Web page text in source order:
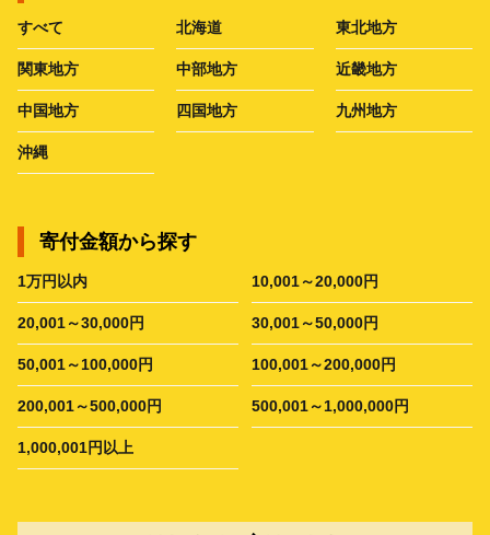
すべて 北海道 東北地方
関東地方 中部地方 近畿地方
中国地方 四国地方 九州地方
沖縄
寄付金額から探す
1万円以内 10,001～20,000円
20,001～30,000円 30,001～50,000円
50,001～100,000円 100,001～200,000円
200,001～500,000円 500,001～1,000,000円
1,000,001円以上